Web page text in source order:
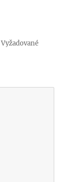
Vyžadované